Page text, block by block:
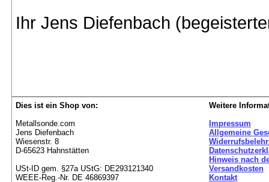
Ihr Jens Diefenbach
Dies ist ein Shop von:
Metallsonde.com
Jens Diefenbach
Wiesenstr. 8
D-65623 Hahnstätten
USt-ID gem. §27a UStG: DE293121340
WEEE-Reg.-Nr. DE 46869397
Weitere
Impressum
Allgemeine
Hinweis nach
Versandkosten
Kontakt